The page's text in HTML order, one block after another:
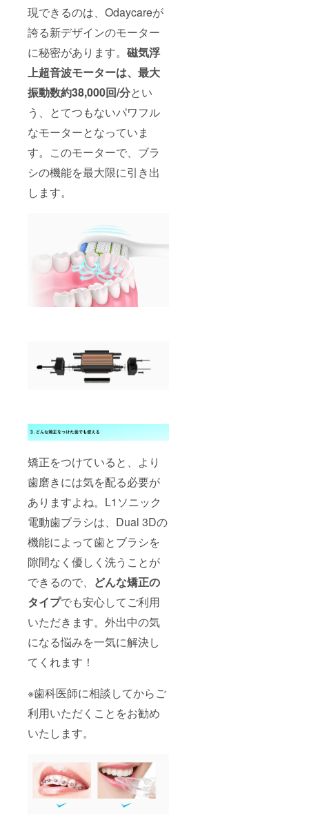
現できるのは、Odaycareが
誇る新デザインのモーター
に秘密があります。 磁気浮
上超音波モーターは、 最大
振動数約38,000回/分とい
う、とてつもないパワフル
なモーターとなっていま
す。このモーターで、ブラ
シの機能を最大限に引き出
します。
矯正をつけていると、より
歯磨きには気を配る必要が
ありますよね。L1ソニック
電動歯ブラシは、Dual 3Dの
機能によって歯とブラシを
隙間なく優しく洗うことが
できるので、 どんな矯正の
タイプでも安心してご利用
いただきます。外出中の気
になる悩みを一気に解決し
てくれます！
※歯科医師に相談してからご
利用いただくことをお勧め
いたします。